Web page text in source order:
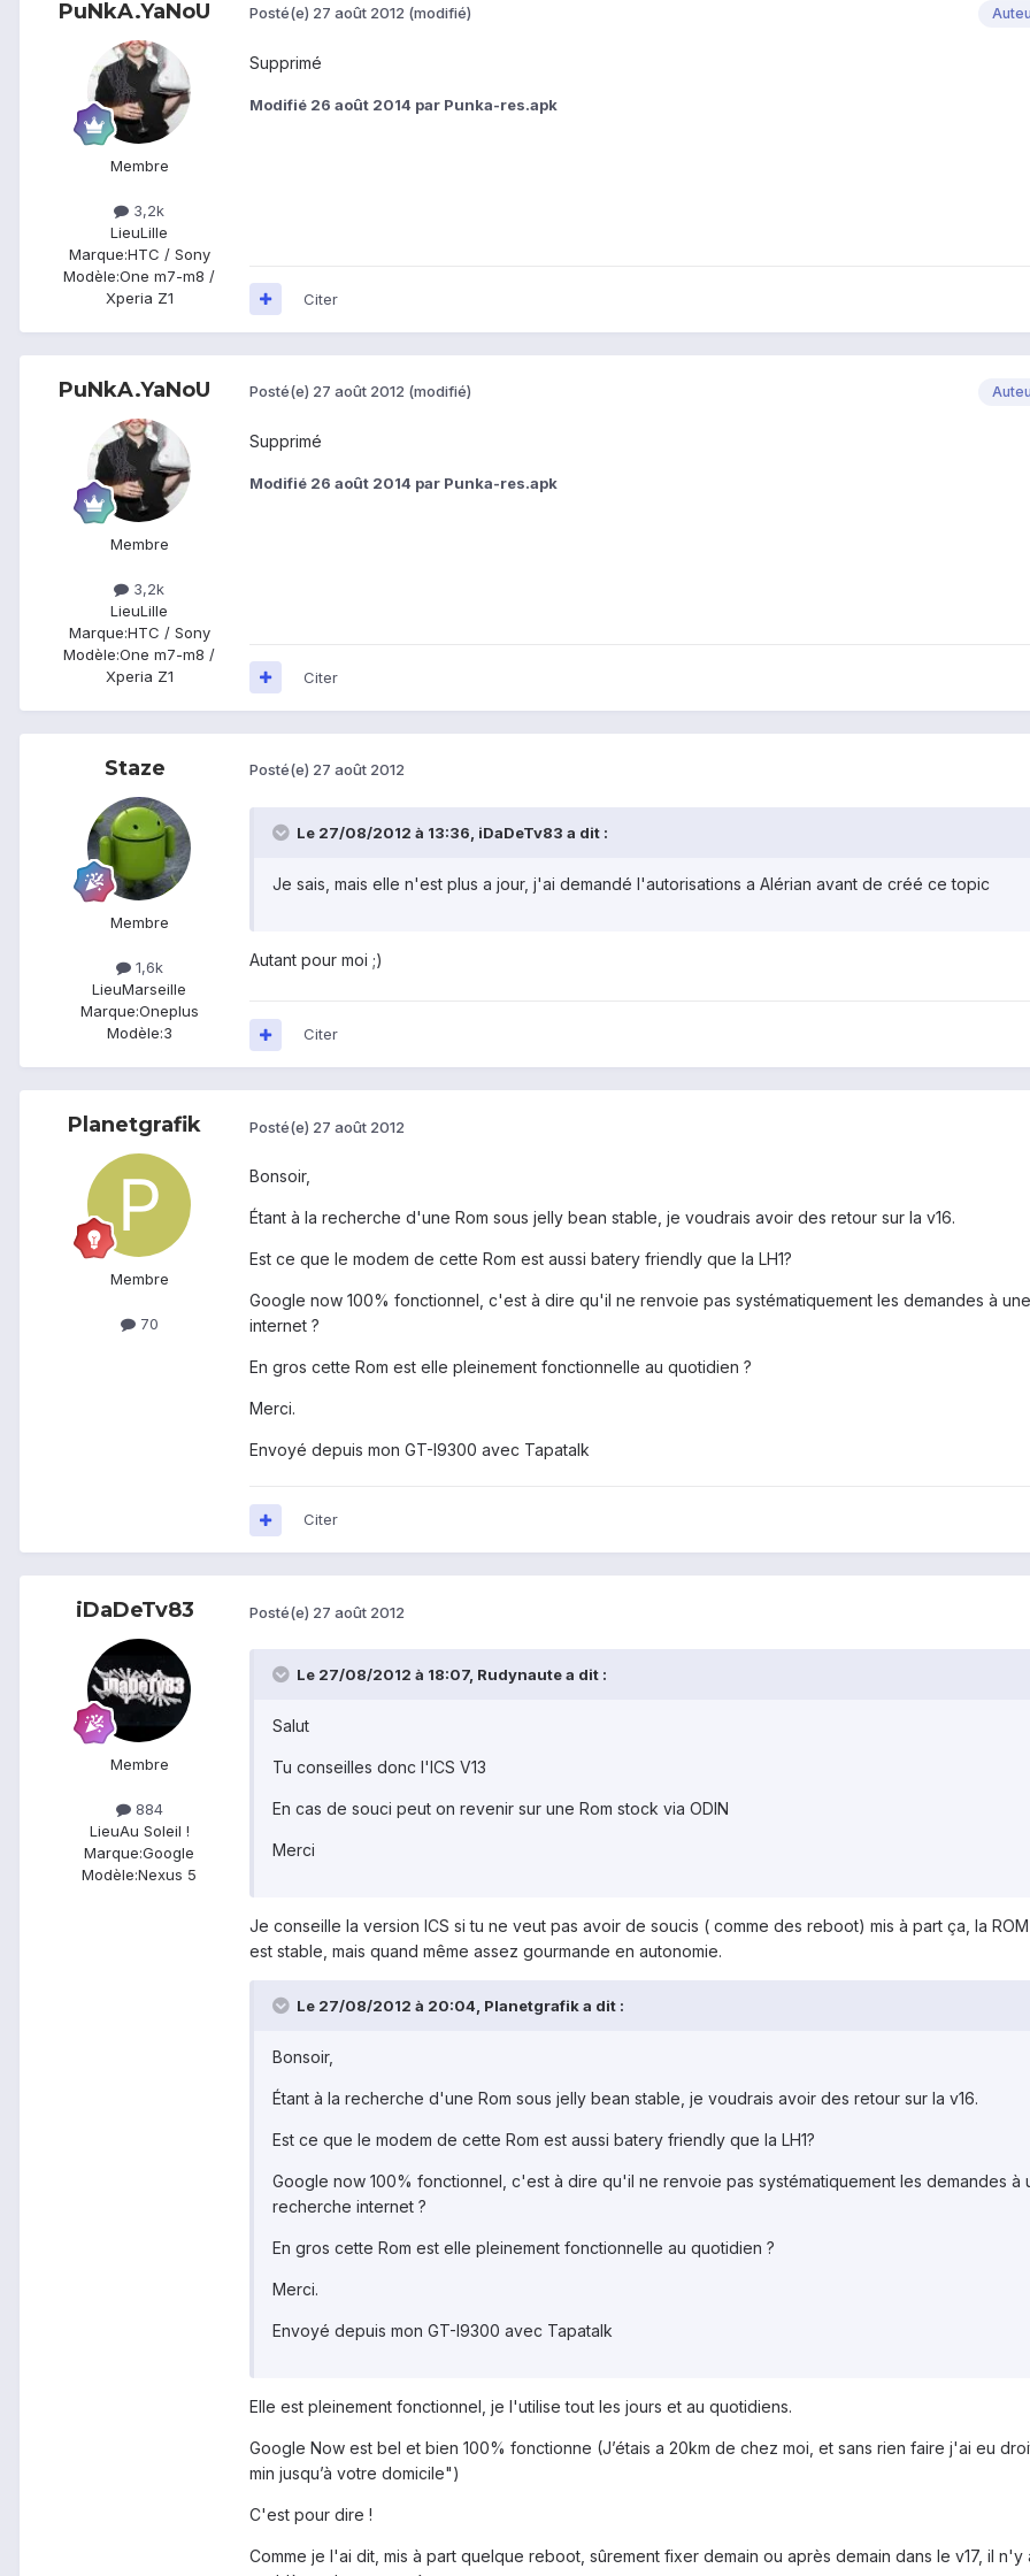
PuNkA.YaNoU
Membre
3,2k
LieuLille
Marque:HTC / Sony
Modèle:One m7-m8 /
Xperia Z1
Posté(e) 27 août 2012 (modifié)
Supprimé
Modifié 26 août 2014 par Punka-res.apk
Citer
PuNkA.YaNoU
Membre
3,2k
LieuLille
Marque:HTC / Sony
Modèle:One m7-m8 /
Xperia Z1
Posté(e) 27 août 2012 (modifié)
Supprimé
Modifié 26 août 2014 par Punka-res.apk
Citer
Staze
Membre
1,6k
LieuMarseille
Marque:Oneplus
Modèle:3
Posté(e) 27 août 2012
Le 27/08/2012 à 13:36, iDaDeTv83 a dit :
Je sais, mais elle n'est plus a jour, j'ai demandé l'autorisations a Alérian avant de créé ce topic
Autant pour moi ;)
Citer
Planetgrafik
Membre
70
Posté(e) 27 août 2012
Bonsoir,
Étant à la recherche d'une Rom sous jelly bean stable, je voudrais avoir des retour sur la v16.
Est ce que le modem de cette Rom est aussi batery friendly que la LH1?
Google now 100% fonctionnel, c'est à dire qu'il ne renvoie pas systématiquement les demandes à
internet ?
En gros cette Rom est elle pleinement fonctionnelle au quotidien ?
Merci.
Envoyé depuis mon GT-I9300 avec Tapatalk
Citer
iDaDeTv83
Membre
884
LieuAu Soleil !
Marque:Google
Modèle:Nexus 5
Posté(e) 27 août 2012
Le 27/08/2012 à 18:07, Rudynaute a dit :
Salut
Tu conseilles donc l'ICS V13
En cas de souci peut on revenir sur une Rom stock via ODIN
Merci
Je conseille la version ICS si tu ne veut pas avoir de soucis ( comme des reboot) mis à part ça, la
est stable, mais quand même assez gourmande en autonomie.
Le 27/08/2012 à 20:04, Planetgrafik a dit :
Bonsoir,
Étant à la recherche d'une Rom sous jelly bean stable, je voudrais avoir des retour sur la v16.
Est ce que le modem de cette Rom est aussi batery friendly que la LH1?
Google now 100% fonctionnel, c'est à dire qu'il ne renvoie pas systématiquement les demandes à
recherche internet ?
En gros cette Rom est elle pleinement fonctionnelle au quotidien ?
Merci.
Envoyé depuis mon GT-I9300 avec Tapatalk
Elle est pleinement fonctionnel, je l'utilise tout les jours et au quotidiens.
Google Now est bel et bien 100% fonctionne (J’étais a 20km de chez moi, et sans rien faire j'ai eu
min jusqu’à votre domicile")
C'est pour dire !
Comme je l'ai dit, mis à part quelque reboot, sûrement fixer demain ou après demain dans le v17, il n'y